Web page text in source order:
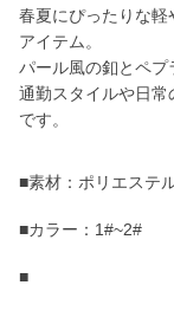
春夏にぴったりな
アイテム。
パール風の釦とペプ
通勤スタイルや日
です。
■素材：ポリエステ
■カラー：1#~2#
■